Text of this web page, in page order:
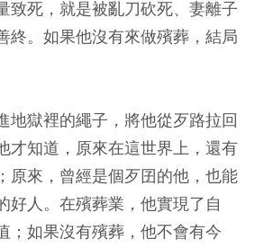
致死，就是被亂刀砍死、妻離子
終。如果他沒有來做殯葬，結局
地獄裡的繩子，將他從歹路拉回
才知道，原來在這世界上，還有
原來，曾經是個歹囝的他，也能
好人。在殯葬業，他實現了自
；如果沒有殯葬，他不會有今